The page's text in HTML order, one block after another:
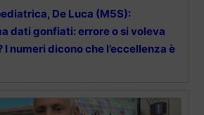
De Luca (M5S):
dati gonfiati: errore o si voleva
numeri dicono che l’eccellenza è